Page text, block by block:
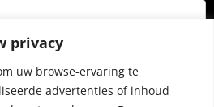
privacy
uw browse-ervaring te
advertenties of inhoud